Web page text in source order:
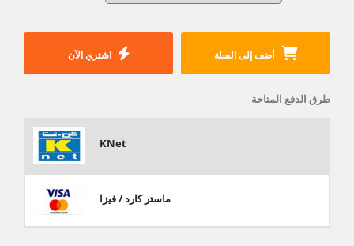
أضف إلى السلة اشتري الآن
طرق الدفع المتاحة
KNet
ماستر كارد / فيزا